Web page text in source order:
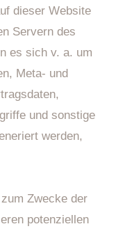
dieser Website
Servern des
es sich v. a. um
Meta- und
und sonstige
werden,
Zwecke der
potenziellen